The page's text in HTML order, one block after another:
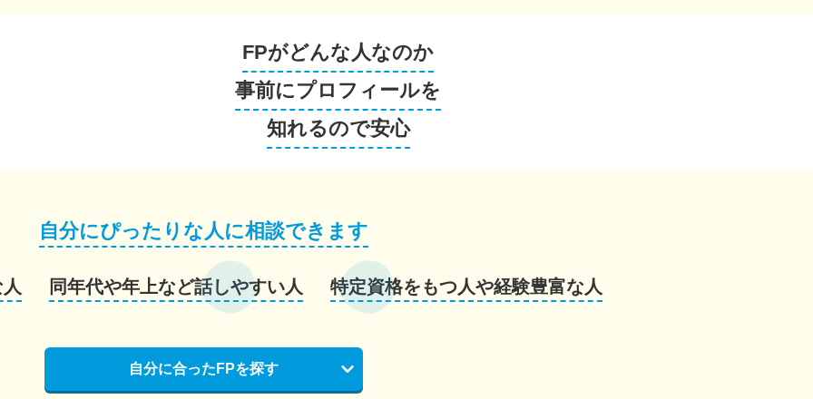
FPがどんな人なのか
事前にプロフィールを
知れるので安心
自分にぴったりな人に相談できます
同年代や年上など話しやすい人 特定資格をもつ人や経験豊富な人
自分に合ったFPを探す